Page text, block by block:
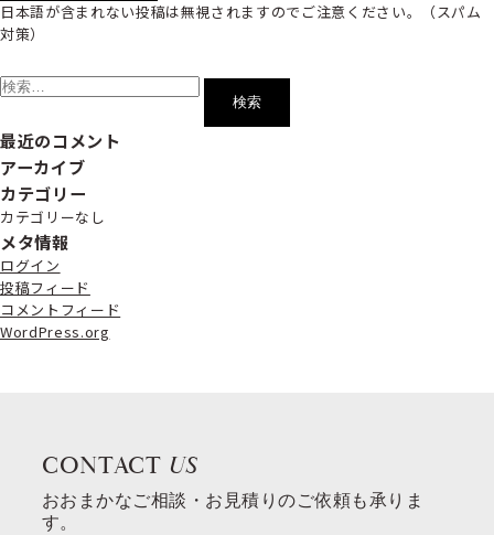
日本語が含まれない投稿は無視されますのでご注意ください。（スパム
対策）
索:
最近のコメント
アーカイブ
カテゴリー
カテゴリーなし
メタ情報
ログイン
投稿フィード
コメントフィード
WordPress.org
CONTACT US
おおまかなご相談・お見積りのご依頼も承りま
す。